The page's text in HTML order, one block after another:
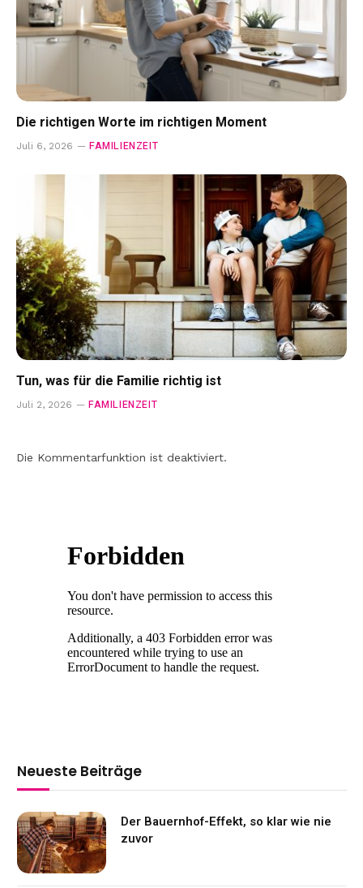
Die richtigen Worte im richtigen Moment
Juli 6, 2026 FAMILIENZEIT
Tun, was für die Familie richtig ist
Juli 2, 2026 FAMILIENZEIT
Die Kommentarfunktion ist deaktiviert.
Neueste Beiträge
Der Bauernhof-Effekt, so klar wie nie
zuvor